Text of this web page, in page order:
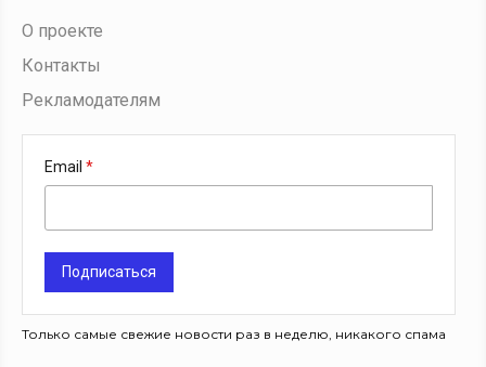
О проекте
Контакты
Рекламодателям
Email
Подписаться
Только самые свежие новости раз в неделю, никакого спама